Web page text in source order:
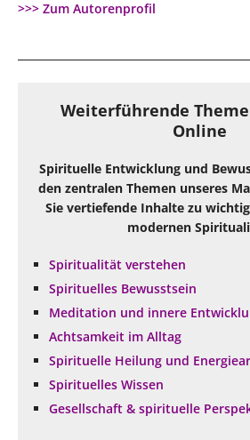
>>> Zum Autorenprofil
Weiterführende
Online
Spirituelle Entwicklung und
den zentralen Themen unseres
Sie vertiefende Inhalte zu
modernen
Spiritualität verstehen
Spirituelles Bewusstsein
Meditation und innere
Achtsamkeit im Alltag
Spirituelle Heilung und
Spirituelles Wissen
Gesellschaft & spirituelle